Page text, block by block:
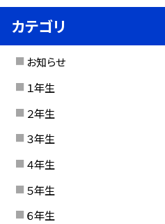
カテゴリ
お知らせ
１年生
２年生
３年生
４年生
５年生
６年生